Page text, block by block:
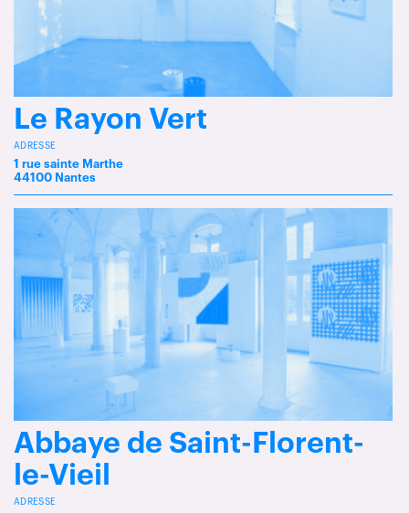
Le Rayon Vert
ADRESSE
1 rue sainte Marthe
44100 Nantes
Abbaye de Saint-Florent-
le-Vieil
ADRESSE